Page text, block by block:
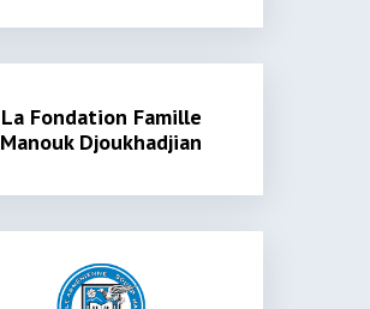
La Fondation Famille
Manouk Djoukhadjian